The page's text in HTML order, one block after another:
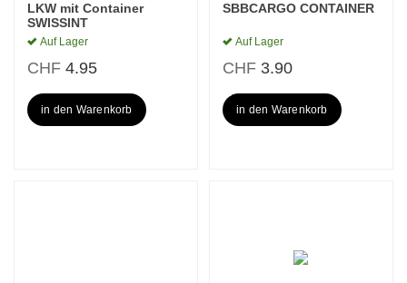
LKW mit Container
SWISSINT
Auf Lager
CHF4.95
in den Warenkorb
SBBCARGO CONTAINER
Auf Lager
CHF 3.90
in den Warenkorb